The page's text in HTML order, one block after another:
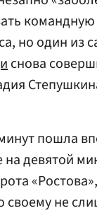
командную
но один из
снова
пошла
девятой
своему не